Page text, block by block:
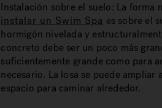
Instalación sobre el suelo: La forma
instalar un Swim Spa es sobre el
hormigón nivelada y
concreto debe ser un poco más
suficientemente grande como para
necesario. La losa se puede ampliar
espacio para caminar alrededor.